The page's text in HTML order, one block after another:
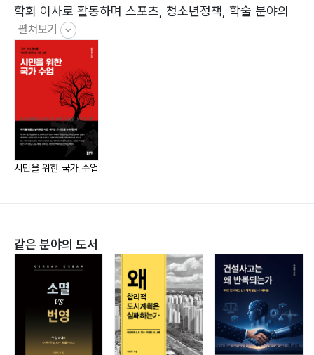
4부. 국가는 어떻게 작동하는가: 권력과 정당성
20. 국가는 왜 권력을 필요로 하는가
21. 권력은 어떻게 작동하는가
22. 권력은 왜 법에 묶여야 하는가
23. 정당성이란 무엇인가
24. 정당성을 어떻게 판단할 수 있는가
5부. 주권이란 무엇인가
6부. 국가 지식을 갖춘 시민의 힘은 무엇인가
28. 국가는 어떻게 만들어졌고, 왜 다시 물어야 하는가
29. 국가 속에서 어떤 시민으로 설 것인가
에필로그
학회 이사로 활동하며 스포츠, 청소년정책, 학술 분야의
주요 의사결정에 참여해 왔다. 스포츠지도사(2급) 자격을
보유하고 있으며, 스포츠 저변 확대에 관심이 크다.
펼쳐보기
시민을 위한 국가 수업
같은 분야의 도서